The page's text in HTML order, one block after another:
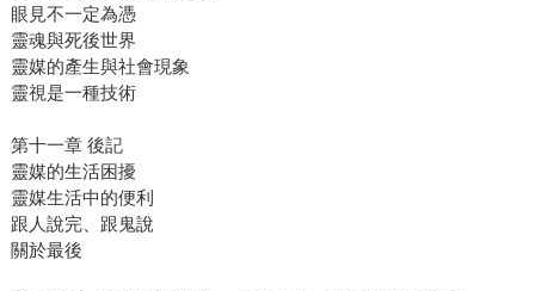
眼見不一定為憑
靈魂與死後世界
靈媒的產生與社會現象
靈視是一種技術
第十一章 後記
靈媒的生活困擾
靈媒生活中的便利
跟人說完、跟鬼說
關於最後